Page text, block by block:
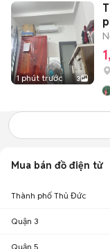
1 phút trước 3
Mua bán đồ điện tử
Thành phố Thủ Đức
Quận 3
Quận 5